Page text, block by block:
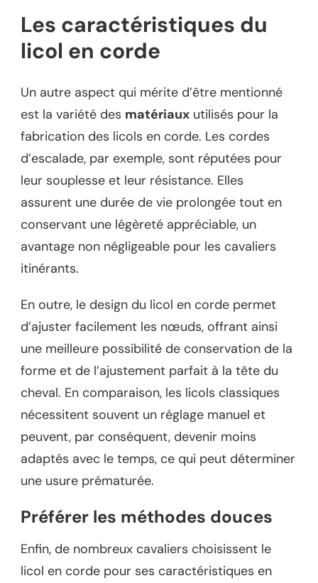
Les caractéristiques du
licol en corde
Un autre aspect qui mérite d’être mentionné
est la variété des matériaux utilisés pour la
fabrication des licols en corde. Les cordes
d’escalade, par exemple, sont réputées pour
leur souplesse et leur résistance. Elles
assurent une durée de vie prolongée tout en
conservant une légèreté appréciable, un
avantage non négligeable pour les cavaliers
itinérants.
En outre, le design du licol en corde permet
d’ajuster facilement les nœuds, offrant ainsi
une meilleure possibilité de conservation de la
forme et de l’ajustement parfait à la tête du
cheval. En comparaison, les licols classiques
nécessitent souvent un réglage manuel et
peuvent, par conséquent, devenir moins
adaptés avec le temps, ce qui peut déterminer
une usure prématurée.
Préférer les méthodes douces
Enfin, de nombreux cavaliers choisissent le
licol en corde pour ses caractéristiques en